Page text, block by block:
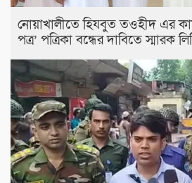
নোয়াখালীতে হিযবুত তওহীদ এর
পত্র’ পত্রিকা বন্ধের দাবিতে স্মারক